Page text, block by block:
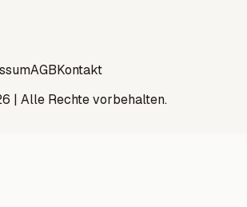
AGBKontakt
| Alle Rechte vorbehalten.